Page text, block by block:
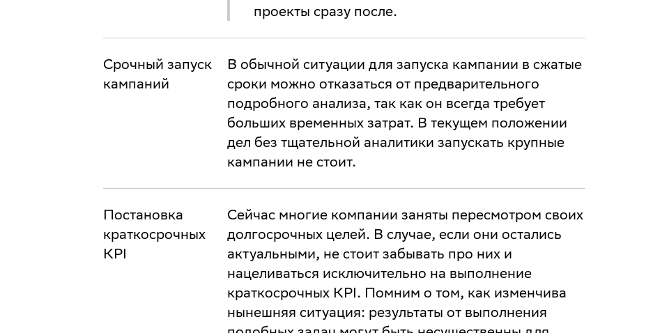
проекты сразу после.
Срочный запуск
кампаний
В обычной ситуации для запуска кампании в сжатые
сроки можно отказаться от предварительного
подробного анализа, так как он всегда требует
больших временных затрат. В текущем положении
дел без тщательной аналитики запускать крупные
кампании не стоит.
Постановка
краткосрочных
KPI
Сейчас многие компании заняты пересмотром своих
долгосрочных целей. В случае, если они остались
актуальными, не стоит забывать про них и
нацеливаться исключительно на выполнение
краткосрочных KPI. Помним о том, как изменчива
нынешняя ситуация: результаты от выполнения